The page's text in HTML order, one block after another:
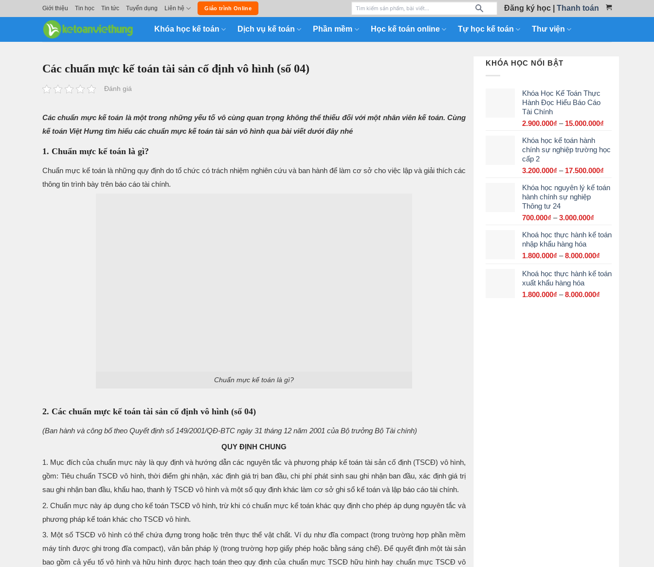
Giới thiệu Tin học Tin tức Tuyển dụng Liên hệ Giáo trình Online Đăng ký học| Thanh toán
Khóa học kế toán Dịch vụ kế toán Phần mềm Học kế toán online Tự học kế toán Thư viện
Các chuẩn mực kế toán tài sản cố định vô hình (số 04)
Đánh giá
Các chuẩn mực kế toán là một trong những yếu tố vô cùng quan trọng không thể thiếu đối với một nhân viên kế toán. Cùng
kế toán Việt Hưng tìm hiểu các chuẩn mực kế toán tài sản vô hình qua bài viết dưới đây nhé
1. Chuẩn mực kế toán là gì?
Chuẩn mực kế toán là những quy định do tổ chức có trách nhiệm nghiên cứu và ban hành để làm cơ sở cho việc lập và giải thích các
thông tin trình bày trên báo cáo tài chính.
Chuẩn mực kế toán là gì?
2. Các chuẩn mực kế toán tài sản cố định vô hình (số 04)
(Ban hành và công bố theo Quyết định số 149/2001/QĐ-BTC ngày 31 tháng 12 năm 2001 của Bộ trưởng Bộ Tài chính)
QUY ĐỊNH CHUNG
1. Mục đích của chuẩn mực này là quy định và hướng dẫn các nguyên tắc và phương pháp kế toán tài sản cố định (TSCĐ) vô hình,
gồm: Tiêu chuẩn TSCĐ vô hình, thời điểm ghi nhận, xác định giá trị ban đầu, chi phí phát sinh sau ghi nhận ban đầu, xác định giá trị
sau ghi nhận ban đầu, khấu hao, thanh lý TSCĐ vô hình và một số quy định khác làm cơ sở ghi sổ kế toán và lập báo cáo tài chính.
2. Chuẩn mực này áp dụng cho kế toán TSCĐ vô hình, trừ khi có chuẩn mực kế toán khác quy định cho phép áp dụng nguyên tắc và
phương pháp kế toán khác cho TSCĐ vô hình.
3. Một số TSCĐ vô hình có thể chứa đựng trong hoặc trên thực thể vật chất. Ví dụ như đĩa compact (trong trường hợp phần mềm
máy tính được ghi trong đĩa compact), văn bản pháp lý (trong trường hợp giấy phép hoặc bằng sáng chế). Để quyết định một tài sản
bao gồm cả yếu tố vô hình và hữu hình được hạch toán theo quy định của chuẩn mực TSCĐ hữu hình hay chuẩn mực TSCĐ vô
KHÓA HỌC NỔI BẬT
Khóa Học Kế Toán Thực
Hành Đọc Hiểu Báo Cáo
Tài Chính
2.900.000₫ – 15.000.000₫
2.900.000₫
Khóa học kế toán hành
chính sự nghiệp trường học
cấp 2
3.200.000₫ – 17.500.000₫
từ
Khóa học nguyên lý kế toán
hành chính sự nghiệp
Thông tư 24
700.000₫ – 3.000.000₫
từ
đến
Khoá học thực hành kế toán
nhập khẩu hàng hóa
1.800.000₫ – 8.000.000₫
từ
Khoá học thực hành kế toán
xuất khẩu hàng hóa
1.800.000₫ – 8.000.000₫